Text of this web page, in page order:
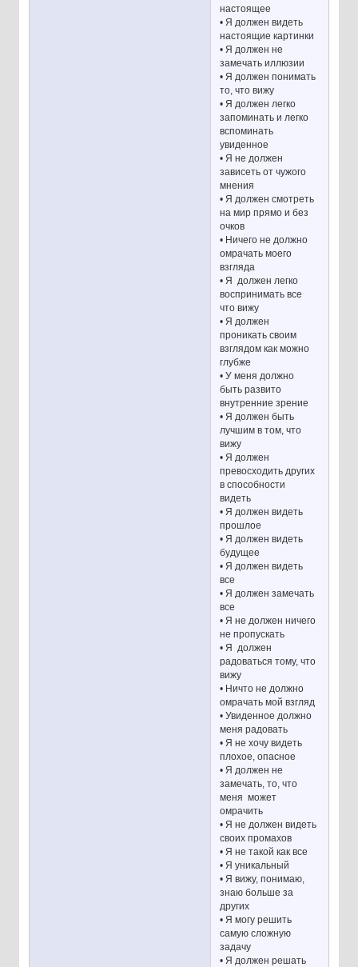
настоящее
• Я должен видеть
настоящие картинки
• Я должен не
замечать иллюзии
• Я должен понимать
то, что вижу
• Я должен легко
запоминать и легко
вспоминать
увиденное
• Я не должен
зависеть от чужого
мнения
• Я должен смотреть
на мир прямо и без
очков
• Ничего не должно
омрачать моего
взгляда
• Я должен легко
воспринимать все
что вижу
• Я должен
проникать своим
взглядом как можно
глубже
• У меня должно
быть развито
внутренние зрение
• Я должен быть
лучшим в том, что
вижу
• Я должен
превосходить других
в способности
видеть
• Я должен видеть
прошлое
• Я должен видеть
будущее
• Я должен видеть
все
• Я должен замечать
все
• Я не должен ничего
не пропускать
• Я должен
радоваться тому, что
вижу
• Ничто не должно
омрачать мой взгляд
• Увиденное должно
меня радовать
• Я не хочу видеть
плохое, опасное
• Я должен не
замечать, то, что
меня может
омрачить
• Я не должен видеть
своих промахов
• Я не такой как все
• Я уникальный
• Я вижу, понимаю,
знаю больше за
других
• Я могу решить
самую сложную
задачу
• Я должен решать